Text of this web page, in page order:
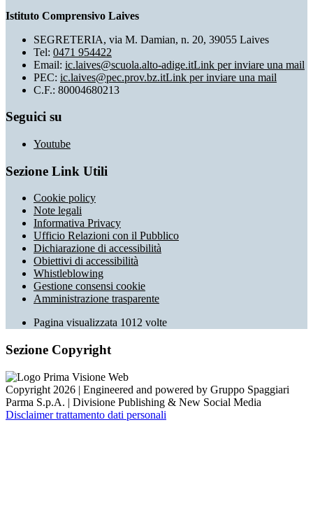
Istituto Comprensivo Laives
SEGRETERIA, via M. Damian, n. 20, 39055 Laives
Tel: 0471 954422
Email: ic.laives@scuola.alto-adige.itLink per inviare una mail
PEC: ic.laives@pec.prov.bz.itLink per inviare una mail
C.F.: 80004680213
Seguici su
Youtube
Sezione Link Utili
Cookie policy
Note legali
Informativa Privacy
Ufficio Relazioni con il Pubblico
Dichiarazione di accessibilità
Obiettivi di accessibilità
Whistleblowing
Gestione consensi cookie
Amministrazione trasparente
Pagina visualizzata 1012 volte
Sezione Copyright
Copyright 2026 | Engineered and powered by Gruppo Spaggiari
Parma S.p.A. | Divisione Publishing & New Social Media
Disclaimer trattamento dati personali